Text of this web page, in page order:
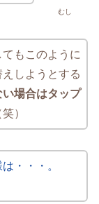
むし
もこのように
しようとする
場合はタップ
）
・・・。